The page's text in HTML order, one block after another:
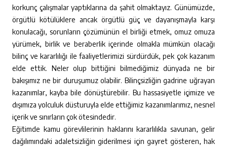
korkunç çalışmalar yaptıklarına da şahit olmaktayız. Günümüzde,
örgütlü kötülüklere ancak örgütlü güç ve dayanışmayla karşı
konulacağı, sorunların çözümünün el birliği etmek, omuz omuza
yürümek, birlik ve beraberlik içerinde olmakla mümkün olacağı
bilinç ve kararlılığı ile faaliyetlerimizi sürdürdük, pek çok kazanım
elde ettik. Neler olup bittiğini bilmediğimiz dünyada ne bir
bakışımız ne bir duruşumuz olabilir. Bilinçsizliğin gadrine uğrayan
kazanımlar, kayba bile dönüştürebilir. Bu hassasiyetle içimize ve
dışımıza yolculuk düsturuyla elde ettiğimiz kazanımlarımız, nesnel
içerik ve sınırların çok ötesindedir.
Eğitimde kamu görevlilerinin haklarını kararlılıkla savunan, gelir
dağılımındaki adaletsizliğin giderilmesi için gayret gösteren, hak